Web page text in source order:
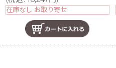
在庫なし お取り寄せ